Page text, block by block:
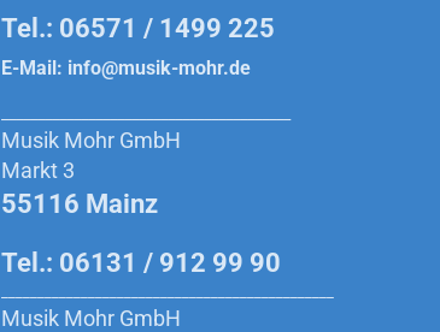
Tel.: 06571 / 1499 225
E-Mail: info@musik-mohr.de
Musik Mohr GmbH
Markt 3
55116 Mainz
Tel.: 06131 / 912 99 90
Musik Mohr GmbH